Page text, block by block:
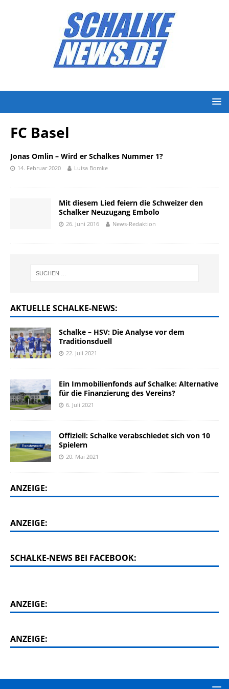
FC Basel
Jonas Omlin – Wird er Schalkes Nummer 1?
14. Februar 2020 Luisa Bomke
Mit diesem Lied feiern die Schweizer den
Schalker Neuzugang Embolo
26. Juni 2016 News-Redaktion
AKTUELLE SCHALKE-NEWS:
Schalke – HSV: Die Analyse vor dem
Traditionsduell
22. Juli 2021
Ein Immobilienfonds auf Schalke: Alternative
für die Finanzierung des Vereins?
6. Juli 2021
Offiziell: Schalke verabschiedet sich von 10
Spielern
20. Mai 2021
ANZEIGE:
ANZEIGE:
SCHALKE-NEWS BEI FACEBOOK:
ANZEIGE:
ANZEIGE: